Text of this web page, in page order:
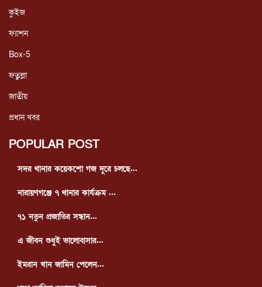
কুইজ
ফ্যাশন
Box-5
ফতুল্লা
জাতীয়
প্রধান খবর
POPULAR POST
সদর থানার কয়েকশো গজ দূরে চলছে...
নারায়ণগঞ্জে ৭ থানার কার্যক্রম ...
৭১ নতুন প্রজাতির সন্ধান...
এ জীবন শুধুই ভালোবাসার...
ইমরান খান জামিন পেলেন...